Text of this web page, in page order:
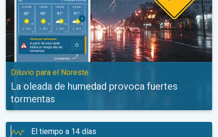
Diluvio para el Noreste
La oleada de humedad provoca fuertes
tormentas
El tiempo a 14 días